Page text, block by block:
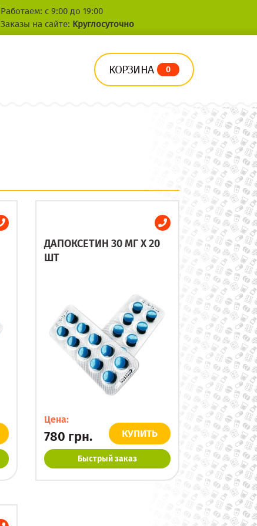
Работаем: с 9:00 до 19:00
Заказы на сайте: Круглосуточно
КОРЗИНА 0
ДАПОКСЕТИН 30 МГ X 20
ШТ
Цена:
780 грн. КУПИТЬ
Быстрый заказ